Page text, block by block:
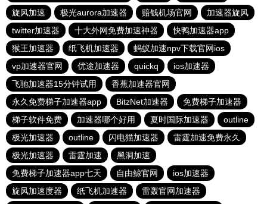
旋风加速
极光aurora加速器 赔钱机场官网
加速器旋风
twitter加速器
十大外网免费加速神器
快鸭加速器app
猴王加速器
纸飞机加速器
蚂蚁加速npv下载官网ios
vp加速器官网
优途加速器 quickq
ios加速器
飞驰加速器15分钟试用
香蕉加速器官网
永久免费梯子加速器app
BitzNet加速器
免费梯子加速器
梯子软件免费
加速器哪个好用 夏时国际加速器
outline
极光加速器
outline 闪电猫加速器
雷霆加速免费永久
极光加速器
雷霆加速
黑洞加速
免费梯子加速器app七天
自由鲸官网
ios加速器
旋风加速度器
纸飞机加速器 雷轰官网加速器